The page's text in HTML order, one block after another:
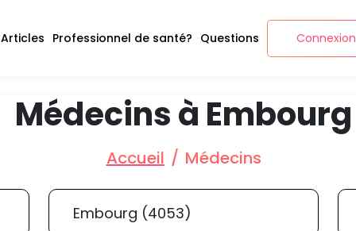
Articles Professionnel de santé? Questions Connexion
Médecins à Embourg
Accueil Médecins